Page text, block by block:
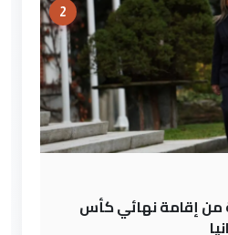
2
من إقامة نهائي كأس